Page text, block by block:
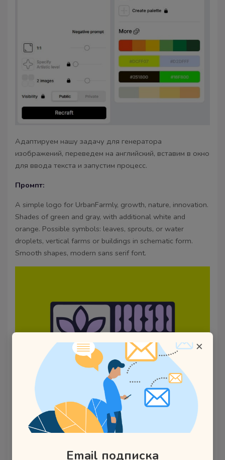
Адаптируем нашу задачу для генератора
изображений, переведем на английский, вставим в окно
для ввода текста и запустим процесс.
Промпт:
A simple logo for UrbanFarmly, growth, nature, innovation.
Shades of green and gray, with additional white and
orange. Possible symbols: leaves, sprouts, or water
droplets, vertical farms or buildings in schematic form.
Smooth shapes, modern sans serif font.
×
Email подписка